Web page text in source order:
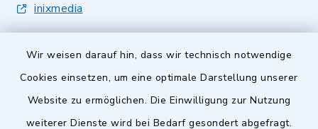
Wir weisen darauf hin, dass wir technisch notwendige
Cookies einsetzen, um eine optimale Darstellung unserer
Website zu ermöglichen. Die Einwilligung zur Nutzung
weiterer Dienste wird bei Bedarf gesondert abgefragt.
inixmedia